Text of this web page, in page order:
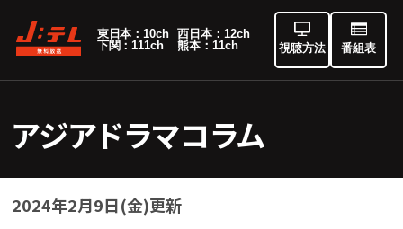
東日本：10ch
西日本：12ch
下関：111ch
熊本：11ch 視聴方法 番組表
アジアドラマコラム
2024年2月9日(金)更新